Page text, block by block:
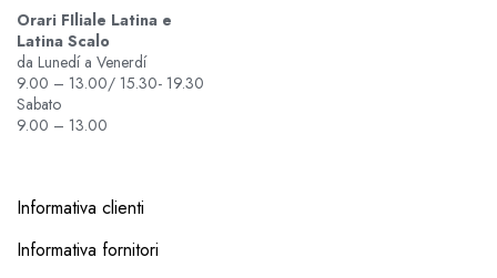
Orari FIliale Latina e
Latina Scalo
da Lunedí a Venerdí
9.00 – 13.00/ 15.30- 19.30
Sabato
9.00 – 13.00
Informativa clienti
Informativa fornitori